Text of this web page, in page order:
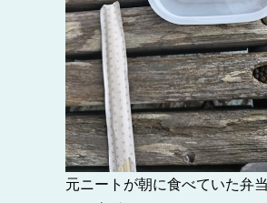
元ニートが朝に食べていた弁